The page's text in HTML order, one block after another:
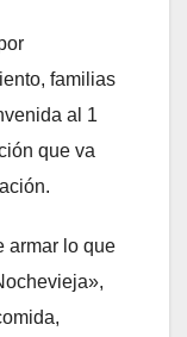
familias
al 1
que va
armar lo que